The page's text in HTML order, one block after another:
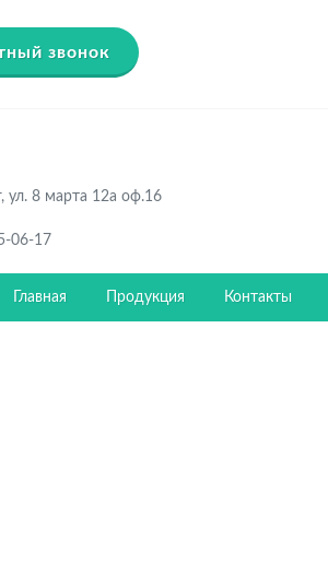
звонок
ул. 8 марта 12а оф.16
06-17
Главная Продукция Контакты